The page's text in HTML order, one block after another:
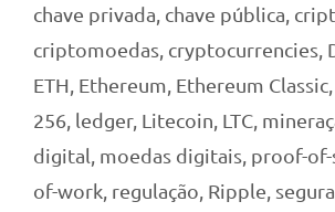
chave privada chave pública
criptomoedas cryptocurrencies
ETH Ethereum Ethereum Classic
256 ledger, Litecoin LTC
digital moedas digitais proof-of-
of-work regulação Ripple